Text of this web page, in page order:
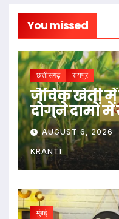
You missed
छत्तीसगढ़ रायपुर
जैविक खेती में
दोगुने दामों में
AUGUST 6, 2026
KRANTI
मुंबई